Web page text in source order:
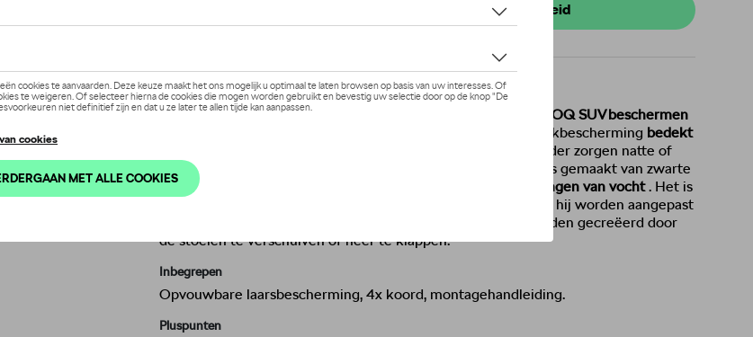
Contacteer uw dealer voor beschikbaarheid
Beschrijving
Wat je ook vervoert, je kunt
de kofferbak van je ŠKODA KAROQ SUV beschermen
tegen vuil, beschadiging of vocht. Deze opvouwbare kofferbakbescherming bedekt
. Zo kunt u zonder zorgen natte of
vuile ladingen vervoeren. De opvouwbare laarsbescherming is gemaakt van zwarte
waterdichte stof en
voorkomt zo betrouwbaar het binnendringen van vocht. Het is
kan hij worden aangepast
aan verschillende configuraties van de bagageruimte die worden gecreëerd door
de stoelen te verschuiven of neer te klappen.
Inbegrepen
Opvouwbare laarsbescherming, 4x koord, montagehandleiding.
Pluspunten